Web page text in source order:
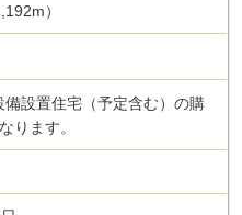
）
設置住宅（予定含む）の購
ります。